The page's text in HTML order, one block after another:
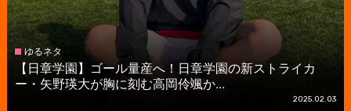
ゆるネタ
【日章学園】ゴール量産へ！日章学園の新ストライカ
ー・矢野瑛大が胸に刻む高岡伶颯か...
2025.02.03